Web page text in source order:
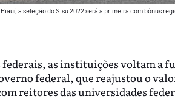
a seleção do Sisu 2022 será a primeira com bônus
federais, as instituições voltam a
federal, que reajustou o
reitores das universidades